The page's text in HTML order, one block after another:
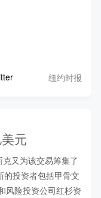
纽约时报
元
又为该交易筹集了
的投资者包括甲骨文
风险投资公司红杉资